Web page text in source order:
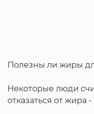
Полезны ли жиры
Некоторые люди
отказаться от жира